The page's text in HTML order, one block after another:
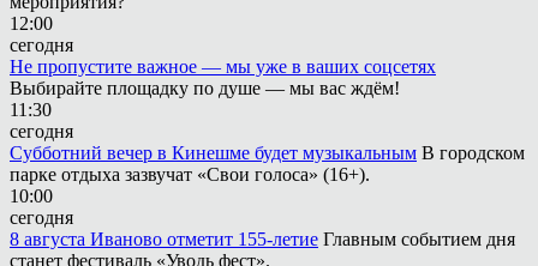
12:00
сегодня
Не пропустите важное — мы уже в ваших соцсетях
Выбирайте площадку по душе — мы вас ждём!
11:30
сегодня
Субботний вечер в Кинешме будет музыкальным В городском
парке отдыха зазвучат «Свои голоса» (16+).
10:00
сегодня
8 августа Иваново отметит 155-летие Главным событием дня
станет фестиваль «Уводь фест».